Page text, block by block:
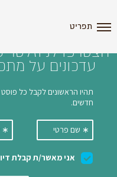
תפריט
הצטרפו לניוזלטר
עדכונים על